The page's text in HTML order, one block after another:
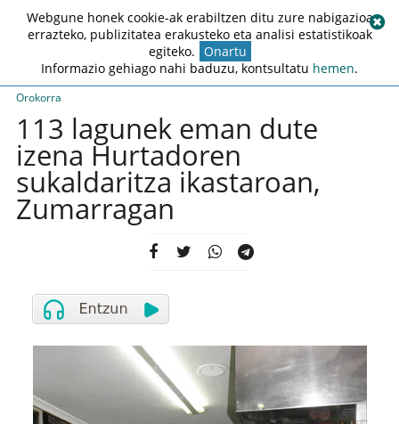
Orokorra
113 lagunek eman dute
izena Hurtadoren
sukaldaritza ikastaroan,
Zumarragan
Webgune honek cookie-ak erabiltzen ditu zure nabigazioa
errazteko, publizitatea erakusteko eta analisi estatistikoak
egiteko. Onartu
Informazio gehiago nahi baduzu, kontsultatu hemen.